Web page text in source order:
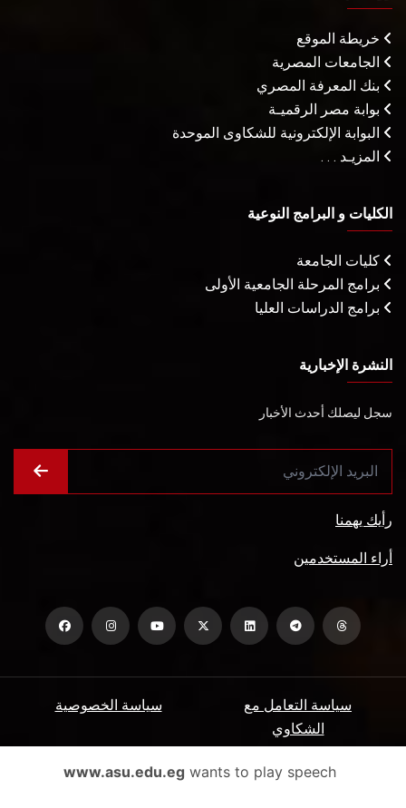
خريطة الموقع
الجامعات المصرية
بنك المعرفة المصري
بوابة مصر الرقميـة
البوابة الإلكترونية للشكاوى الموحدة
المزيـد . . .
الكليات و البرامج النوعية
كليات الجامعة
برامج المرحلة الجامعية الأولى
برامج الدراسات العليا
النشرة الإخبارية
سجل ليصلك أحدث الأخبار
رأيك يهمنا
أراء المستخدمين
سياسة الخصوصية
سياسة التعامل مع
الشكاوي
الأسئلة الشائعة ميثاق المتعاملين www.asu.edu.egwants to play speech